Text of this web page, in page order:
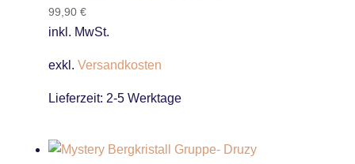
99,90 €
inkl. MwSt.
exkl. Versandkosten
Lieferzeit: 2-5 Werktage